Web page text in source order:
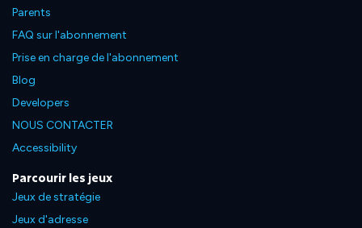
Parents
FAQ sur l'abonnement
Prise en charge de l'abonnement
Blog
Developers
NOUS CONTACTER
Accessibility
Parcourir les jeux
Jeux de stratégie
Jeux d'adresse